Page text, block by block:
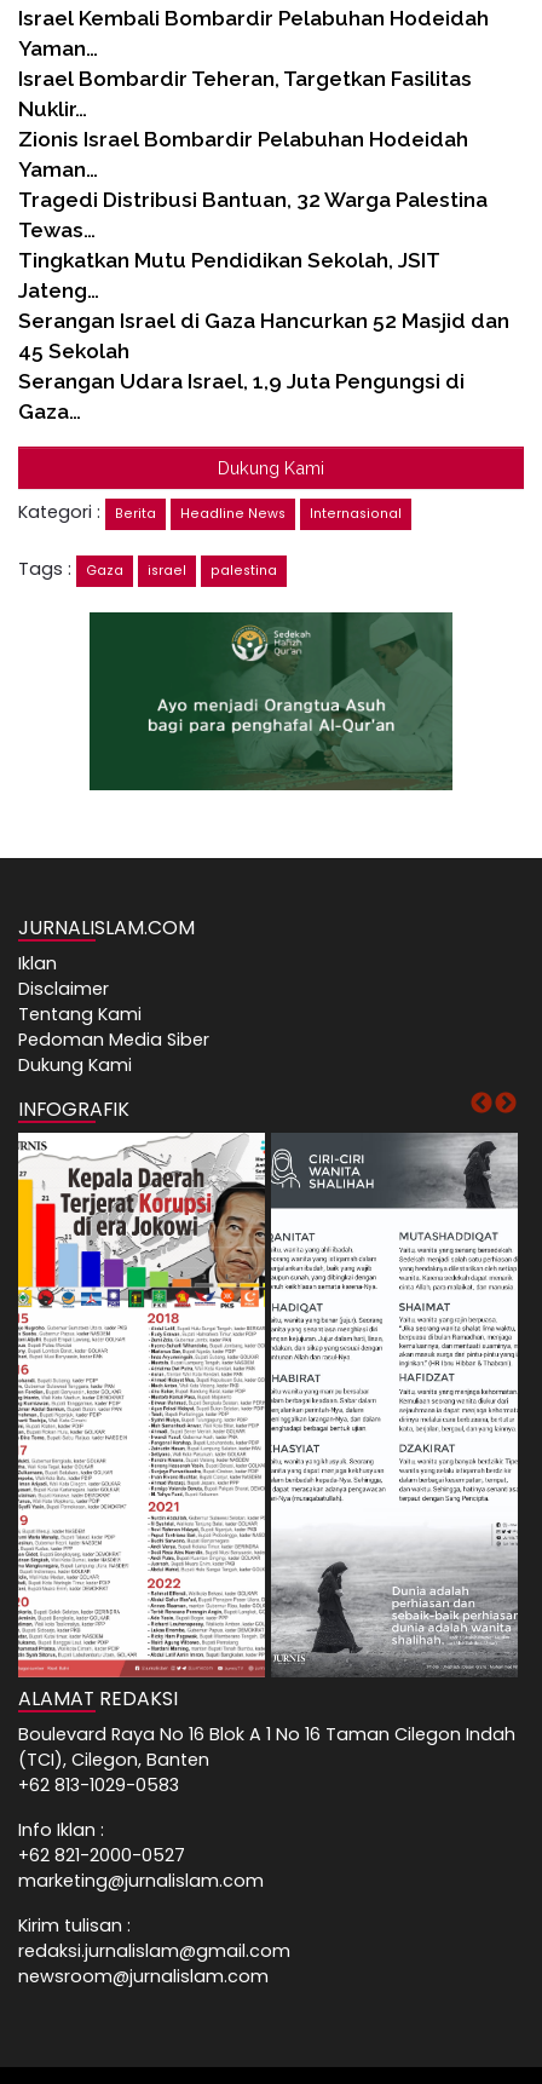
Israel Kembali Bombardir Pelabuhan Hodeidah
Yaman…
Israel Bombardir Teheran, Targetkan Fasilitas
Nuklir…
Zionis Israel Bombardir Pelabuhan Hodeidah
Yaman…
Tragedi Distribusi Bantuan, 32 Warga Palestina
Tewas…
Tingkatkan Mutu Pendidikan Sekolah, JSIT
Jateng…
Serangan Israel di Gaza Hancurkan 52 Masjid dan
45 Sekolah
Serangan Udara Israel, 1,9 Juta Pengungsi di
Gaza…
Dukung Kami
Kategori : Berita Headline News Internasional
Tags : Gaza israel palestina
JURNALISLAM.COM
Iklan
Disclaimer
Tentang Kami
Pedoman Media Siber
Dukung Kami
INFOGRAFIK
ALAMAT REDAKSI
Boulevard Raya No 16 Blok A 1 No 16 Taman Cilegon Indah
(TCI), Cilegon, Banten
+62 813-1029-0583
Info Iklan :
+62 821-2000-0527
marketing@jurnalislam.com
Kirim tulisan :
redaksi.jurnalislam@gmail.com
newsroom@jurnalislam.com